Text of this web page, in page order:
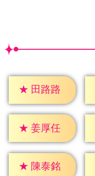
★ 田路路
★ 姜厚任
★ 陳泰銘